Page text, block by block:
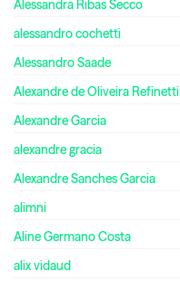
Alessandra Ribas Secco
alessandro cochetti
Alessandro Saade
Alexandre de Oliveira Refinetti
Alexandre Garcia
alexandre gracia
Alexandre Sanches Garcia
alimni
Aline Germano Costa
alix vidaud